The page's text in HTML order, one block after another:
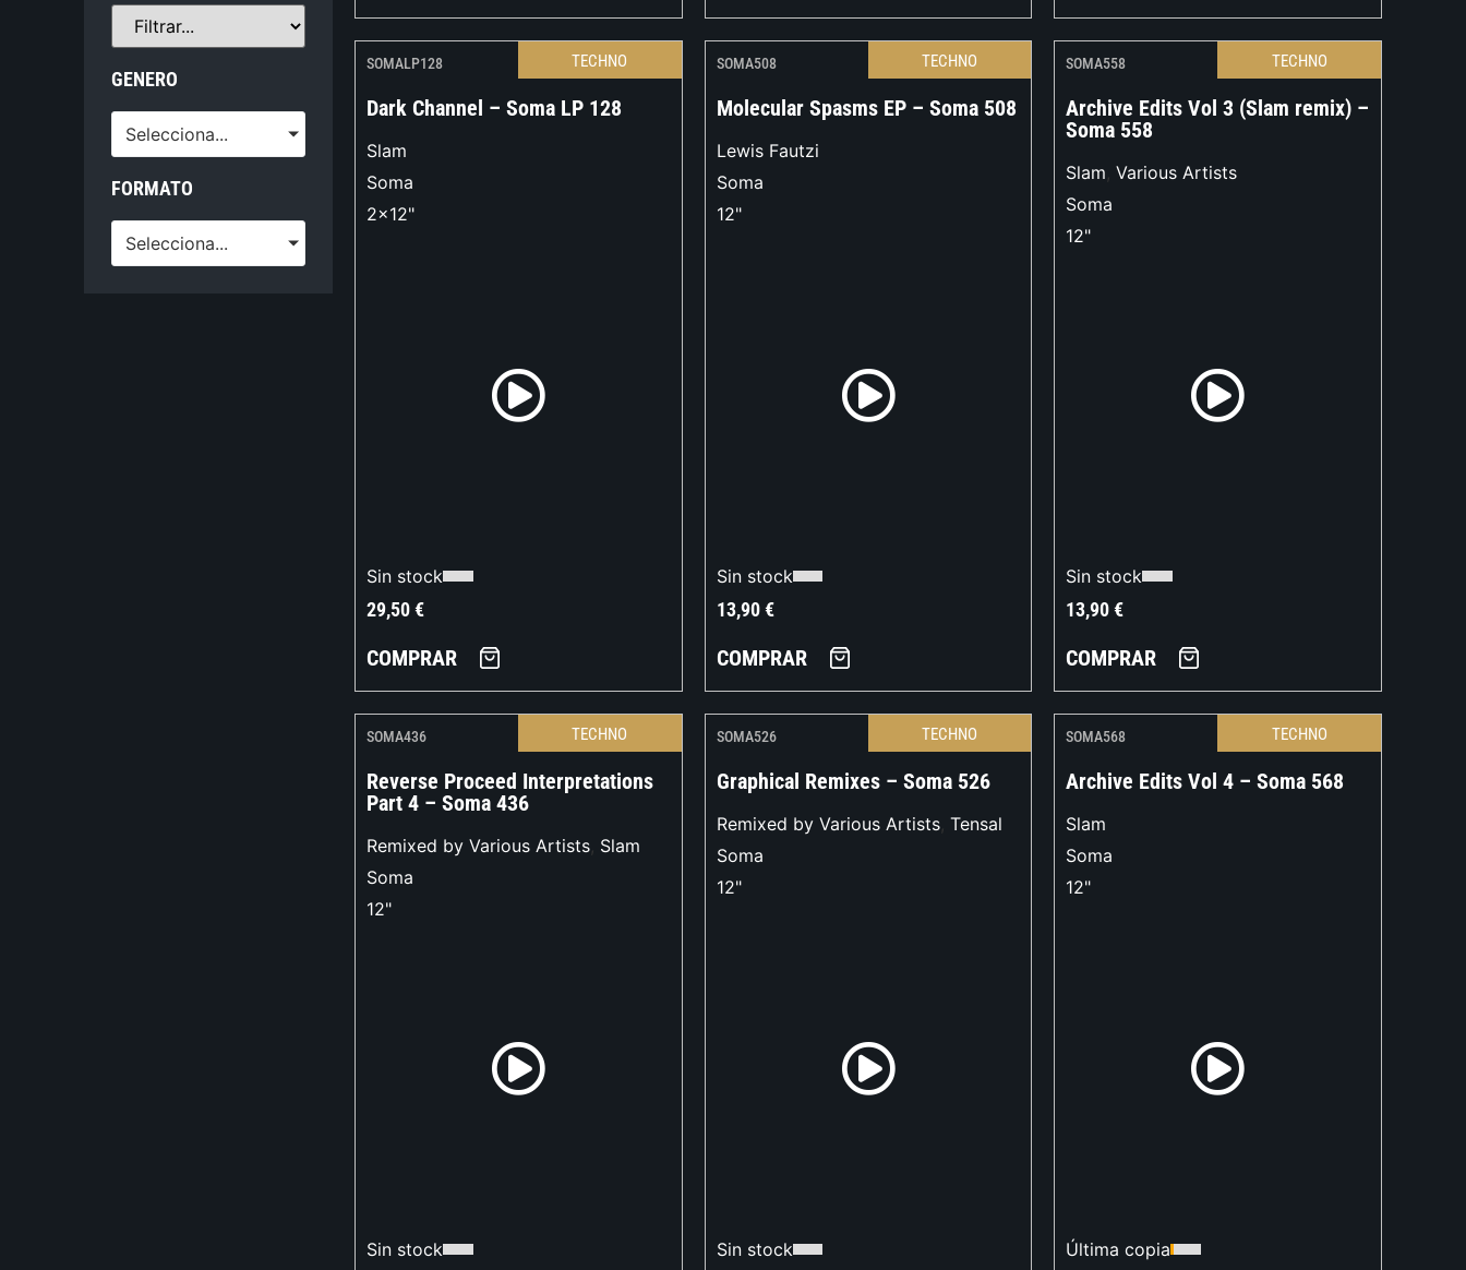
GENERO
Selecciona...
FORMATO
Selecciona...
SOMALP128 TECHNO
Dark Channel – Soma LP 128
Slam
Soma
2x12"
Sin stock
29,50€
COMPRAR
SOMA508 TECHNO
Molecular Spasms EP – Soma 508
Lewis Fautzi
Soma
12"
Sin stock
13,90€
COMPRAR
SOMA558 TECHNO
Archive Edits Vol 3 (Slam remix) –
Soma 558
Slam, Various Artists
Soma
12"
Sin stock
13,90€
COMPRAR
SOMA436 TECHNO
Reverse Proceed Interpretations
Part 4 – Soma 436
Remixed by Various Artists, Slam
Soma
12"
Sin stock
SOMA526 TECHNO
Graphical Remixes – Soma 526
Remixed by Various Artists, Tensal
Soma
12"
Sin stock
SOMA568 TECHNO
Archive Edits Vol 4 – Soma 568
Slam
Soma
12"
Última copia